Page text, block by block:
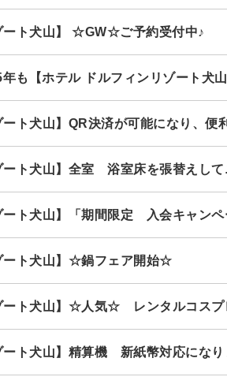
ート犬山】 ☆GW☆ご予約受付中♪
も【ホテル ドルフィンリゾート犬
ート犬山】QR決済が可能になり、便
ート犬山】全室 浴室床を張替えし
ート犬山】「期間限定 入会キャンペ
ート犬山】☆鍋フェア開始☆
ート犬山】☆人気☆ レンタルコス
ート犬山】精算機 新紙幣対応にな